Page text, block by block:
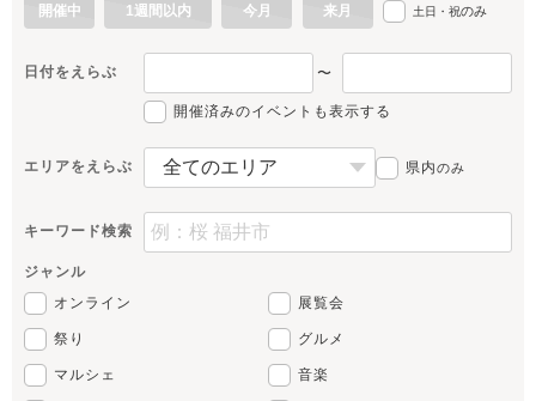
開催中 1週間以内 今月 来月 土日・祝のみ
日付をえらぶ 〜
開催済みのイベントも表示する
エリアをえらぶ 県内のみ
キーワード検索
ジャンル
オンライン
展覧会
祭り グルメ
マルシェ 音楽